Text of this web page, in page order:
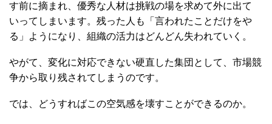
す前に摘まれ、優秀な人材は挑戦の場を求めて外に出て
いってしまいます。残った人も「言われたことだけをや
る」ようになり、組織の活力はどんどん失われていく。
やがて、変化に対応できない硬直した集団として、市場競
争から取り残されてしまうのです。
では、どうすればこの空気感を壊すことができるのか。